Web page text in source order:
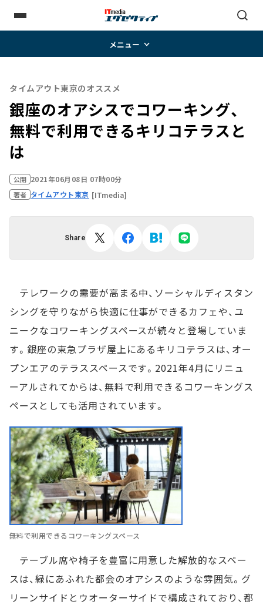
メニュー
タイムアウト東京のオススメ
銀座のオアシスでコワーキング、
無料で利用できるキリコテラスと
は
公開 2021年06月08日 07時00分
著者 タイムアウト東京 [ITmedia]
Share
テレワークの需要が高まる中、ソーシャルディスタン
シングを守りながら快適に仕事ができるカフェや、ユ
ニークなコワーキングスペースが続々と登場していま
す。銀座の東急プラザ屋上にあるキリコテラスは、オー
プンエアのテラススペースです。2021年4月にリニュ
ーアルされてからは、無料で利用できるコワーキングス
ペースとしても活用されています。
無料で利用できるコワーキングスペース
テーブル席や椅子を豊富に用意した解放的なスペー
スは、緑にあふれた都会のオアシスのような雰囲気。グ
リーンサイドとウオーターサイドで構成されており、都